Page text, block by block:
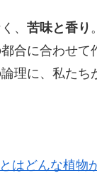
、 苦味と香り 。
合に合わせて
理に、私たち
はどんな植物